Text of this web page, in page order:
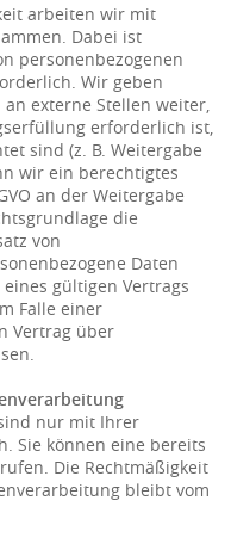
arbeiten wir mit
Dabei ist
personenbezogenen
Wir geben
externe Stellen weiter,
erforderlich ist,
sind (z. B. Weitergabe
wir ein berechtigtes
an der Weitergabe
die
von
Daten
gültigen Vertrags
Falle einer
Vertrag über
nur mit Ihrer
Sie können eine bereits
Die Rechtmäßigkeit
bleibt vom